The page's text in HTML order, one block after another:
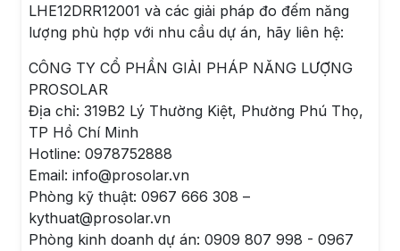
LHE12DRR12001 và các giải pháp đo đếm năng
lượng phù hợp với nhu cầu dự án, hãy liên hệ:
CÔNG TY CỔ PHẦN GIẢI PHÁP NĂNG LƯỢNG
PROSOLAR
Địa chỉ: 319B2 Lý Thường Kiệt, Phường Phú Thọ,
TP Hồ Chí Minh
Hotline: 0978752888
Email: info@prosolar.vn
Phòng kỹ thuật: 0967 666 308 –
kythuat@prosolar.vn
Phòng kinh doanh dự án: 0909 807 998 - 0967